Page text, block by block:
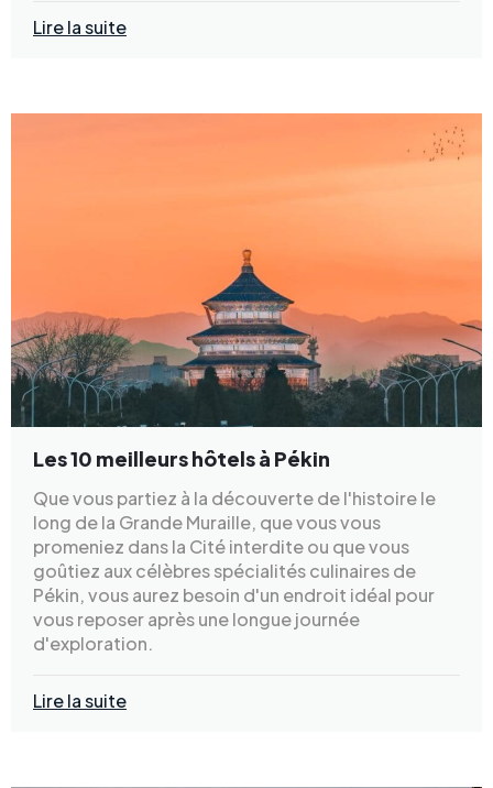
Lire la suite
Les 10 meilleurs hôtels à Pékin
Que vous partiez à la découverte de l'histoire le
long de la Grande Muraille, que vous vous
promeniez dans la Cité interdite ou que vous
goûtiez aux célèbres spécialités culinaires de
Pékin, vous aurez besoin d'un endroit idéal pour
vous reposer après une longue journée
d'exploration.
Lire la suite